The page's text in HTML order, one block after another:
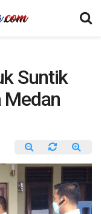
Suntik
Medan